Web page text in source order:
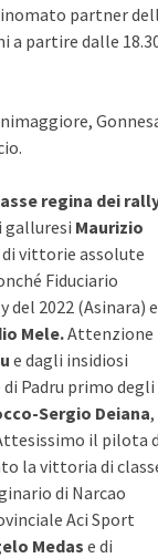
partner
a partire dalle
regina dei
galluresi Maurizio
di vittorie assolute
Fiduciario
2022 (Asinara) e
Mele.Attenzione
e dagli insidiosi
Padru primo degli
Sergio Deiana,
il pilota
la vittoria di
di Narcao
Aci Sport
Medas e di